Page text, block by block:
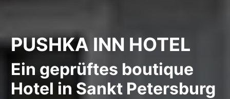
PUSHKA INN HOTEL
Ein geprüftes boutique
Hotel in Sankt Petersburg